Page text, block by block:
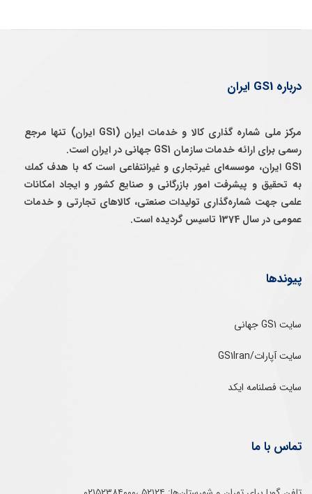
درباره GS1 ایران
مرکز ملی شماره گذاری کالا و خدمات ایران (GS1 ایران) تنها مرجع
رسمی برای ارائه خدمات سازمان GS1 جهانی در ایران است.
GS1 ایران، موسسه‌ای غيرتجاری و غيرانتفاعی است كه با هدف كمك
به تحقيق و پيشرفت امور بازرگانی و صنايع كشور و ايجاد امكانات
علمی جهت شماره‌گذاری توليدات صنعتی، كالاهای تجارتی و خدمات
عمومی در سال 1374 تاسيس گرديده است.
پیوندها
سایت GS1 جهانی
سایت آپارات/GS1Iran
سایت فصلنامه ایکد
تماس با ما